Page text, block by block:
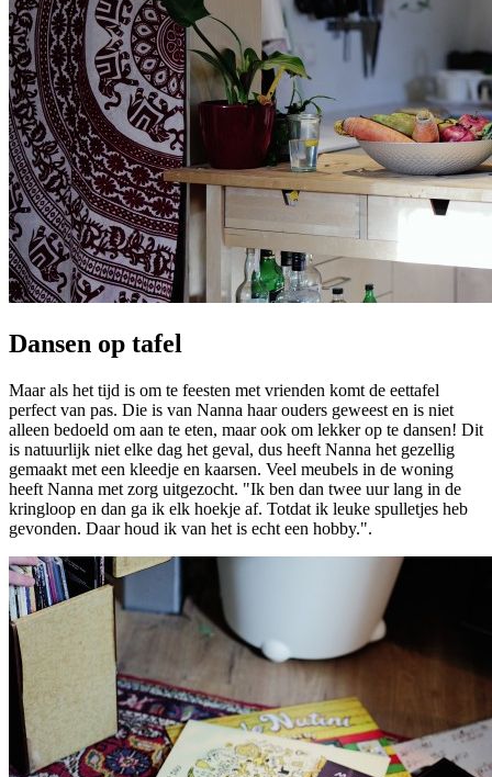
Dansen op tafel
Maar als het tijd is om te feesten met vrienden komt de eettafel
perfect van pas. Die is van Nanna haar ouders geweest en is niet
alleen bedoeld om aan te eten, maar ook om lekker op te dansen! Dit
is natuurlijk niet elke dag het geval, dus heeft Nanna het gezellig
gemaakt met een kleedje en kaarsen. Veel meubels in de woning
heeft Nanna met zorg uitgezocht. "Ik ben dan twee uur lang in de
kringloop en dan ga ik elk hoekje af. Totdat ik leuke spulletjes heb
gevonden. Daar houd ik van het is echt een hobby.".